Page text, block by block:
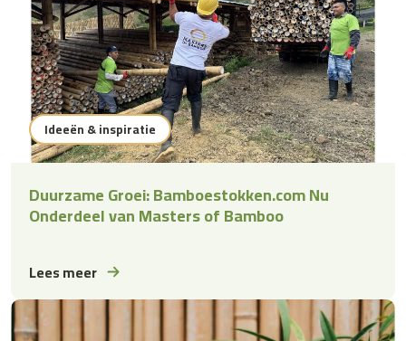
Ideeën & inspiratie
Duurzame Groei: Bamboestokken.com Nu
Onderdeel van Masters of Bamboo
Lees meer